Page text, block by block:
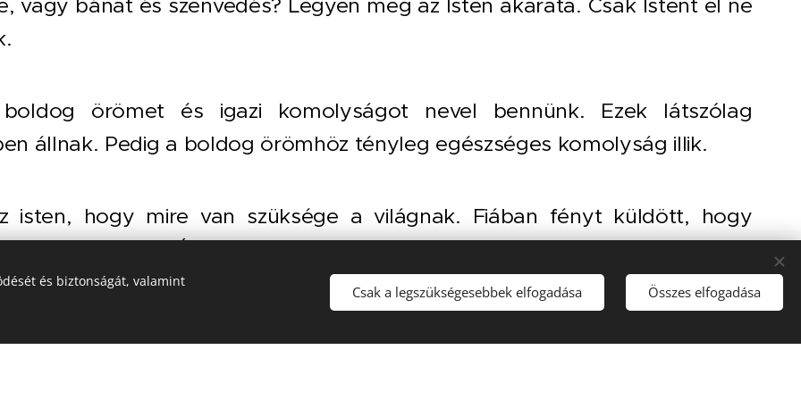
örömet és igazi komolyságot nevel bennünk. Ezek látszólag
állnak. Pedig a boldog örömhöz tényleg egészséges komolyság illik.
isten, hogy mire van szüksége a világnak. Fiában fényt küldött, hogy
a sötétséget. Életet küldött, hogy a halál ne győzedelmeskedjék. Az
fakasztotta. S magához ölelte a szeretetet éhező embert.
és biztonságát, valamint
Csak a legszükségesebbek elfogadása Összes elfogadása